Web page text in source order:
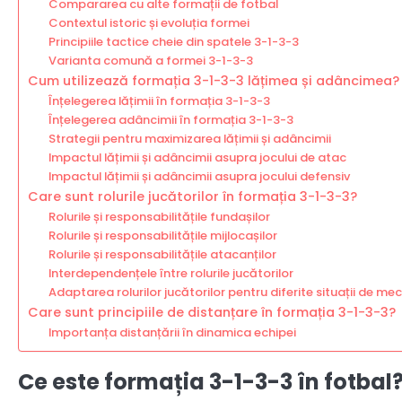
Compararea cu alte formații de fotbal
Contextul istoric și evoluția formei
Principiile tactice cheie din spatele 3-1-3-3
Varianta comună a formei 3-1-3-3
Cum utilizează formația 3-1-3-3 lățimea și adâncimea?
Înțelegerea lățimii în formația 3-1-3-3
Înțelegerea adâncimii în formația 3-1-3-3
Strategii pentru maximizarea lățimii și adâncimii
Impactul lățimii și adâncimii asupra jocului de atac
Impactul lățimii și adâncimii asupra jocului defensiv
Care sunt rolurile jucătorilor în formația 3-1-3-3?
Rolurile și responsabilitățile fundașilor
Rolurile și responsabilitățile mijlocașilor
Rolurile și responsabilitățile atacanților
Interdependențele între rolurile jucătorilor
Adaptarea rolurilor jucătorilor pentru diferite situații de
Care sunt principiile de distanțare în formația 3-1-3-3?
Importanța distanțării în dinamica echipei
Ce este formația 3-1-3-3 în